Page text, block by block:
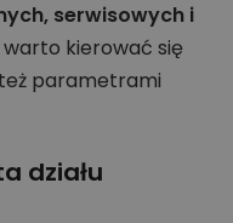
serwisowych i
warto kierować się
parametrami
działu